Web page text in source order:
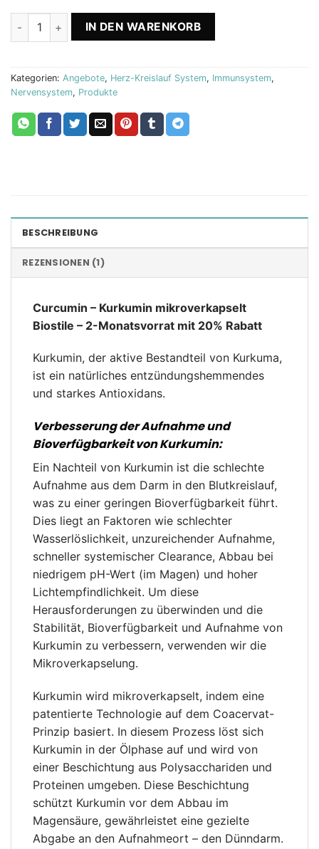
Curcumin - Kurkumin Mikroverkapselt x2 Biostile Menge
IN DEN WARENKORB
Kategorien: Angebote, Herz-Kreislauf System, Immunsystem,
Nervensystem, Produkte
BESCHREIBUNG
REZENSIONEN (1)
Curcumin – Kurkumin mikroverkapselt
Biostile – 2-Monatsvorrat mit 20% Rabatt
Kurkumin, der aktive Bestandteil von Kurkuma,
ist ein natürliches entzündungshemmendes
und starkes Antioxidans.
Verbesserung der Aufnahme und
Bioverfügbarkeit von Kurkumin:
Ein Nachteil von Kurkumin ist die schlechte
Aufnahme aus dem Darm in den Blutkreislauf,
was zu einer geringen Bioverfügbarkeit führt.
Dies liegt an Faktoren wie schlechter
Wasserlöslichkeit, unzureichender Aufnahme,
schneller systemischer Clearance, Abbau bei
niedrigem pH-Wert (im Magen) und hoher
Lichtempfindlichkeit. Um diese
Herausforderungen zu überwinden und die
Stabilität, Bioverfügbarkeit und Aufnahme von
Kurkumin zu verbessern, verwenden wir die
Mikroverkapselung.
Kurkumin wird mikroverkapselt, indem eine
patentierte Technologie auf dem Coacervat-
Prinzip basiert. In diesem Prozess löst sich
Kurkumin in der Ölphase auf und wird von
einer Beschichtung aus Polysacchariden und
Proteinen umgeben. Diese Beschichtung
schützt Kurkumin vor dem Abbau im
Magensäure, gewährleistet eine gezielte
Abgabe an den Aufnahmeort – den Dünndarm.